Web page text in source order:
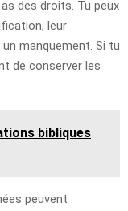
des droits. Tu peux
leur
manquement. Si tu
de conserver les
bibliques
peuvent